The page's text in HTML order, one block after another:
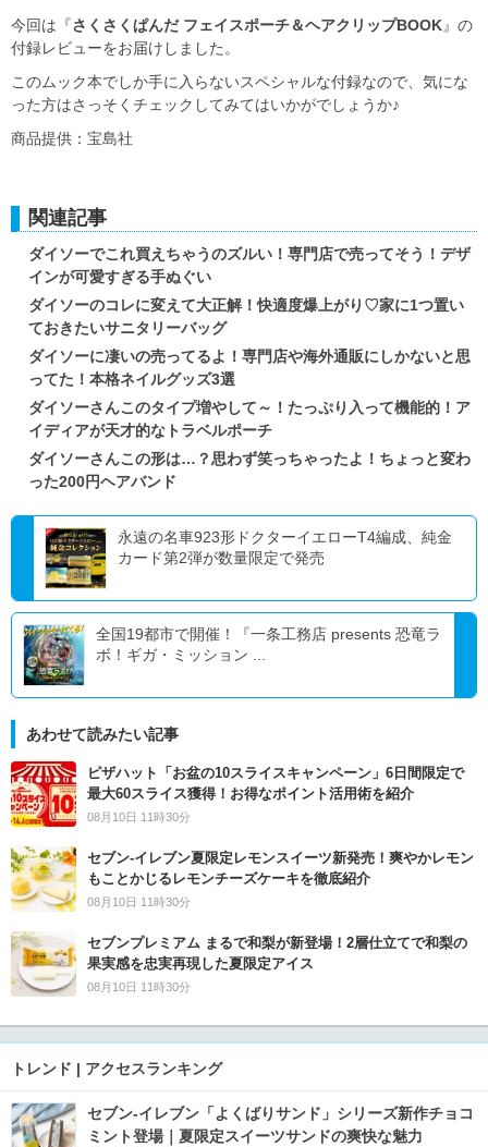
今回は『さくさくぱんだ フェイスポーチ＆ヘアクリップBOOK』の
付録レビューをお届けしました。
このムック本でしか手に入らないスペシャルな付録なので、気にな
った方はさっそくチェックしてみてはいかがでしょうか♪
商品提供：宝島社
関連記事
ダイソーでこれ買えちゃうのズルい！専門店で売ってそう！デザ
インが可愛すぎる手ぬぐい
ダイソーのコレに変えて大正解！快適度爆上がり♡家に1つ置い
ておきたいサニタリーバッグ
ダイソーに凄いの売ってるよ！専門店や海外通販にしかないと思
ってた！本格ネイルグッズ3選
ダイソーさんこのタイプ増やして～！たっぷり入って機能的！ア
イディアが天才的なトラベルポーチ
ダイソーさんこの形は…？思わず笑っちゃったよ！ちょっと変わ
った200円ヘアバンド
永遠の名車923形ドクターイエローT4編成、純金
カード第2弾が数量限定で発売
全国19都市で開催！『一条工務店 presents 恐竜ラ
ボ！ギガ・ミッション ...
あわせて読みたい記事
ピザハット「お盆の10スライスキャンペーン」6日間限定で
最大60スライス獲得！お得なポイント活用術を紹介
08月10日 11時30分
セブン‐イレブン夏限定レモンスイーツ新発売！爽やかレモン
もことかじるレモンチーズケーキを徹底紹介
08月10日 11時30分
セブンプレミアム まるで和梨が新登場！2層仕立てで和梨の
果実感を忠実再現した夏限定アイス
08月10日 11時30分
トレンド | アクセスランキング
セブン‐イレブン「よくばりサンド」シリーズ新作チョコ
ミント登場｜夏限定スイーツサンドの爽快な魅力